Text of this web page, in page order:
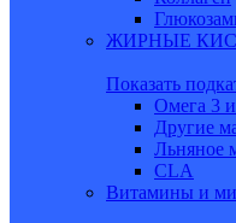
ЖИРНЫЕ
Показать
Омега 3
Другие
Льняное
CLA
Витамины и